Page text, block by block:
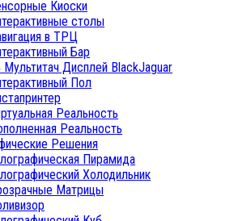
Киоски
столы
в ТРЦ
Бар
Мультитач Дисплей BlackJaguar
Пол
Реальность
Реальность
Решения
Пирамида
Холодильник
Матрицы